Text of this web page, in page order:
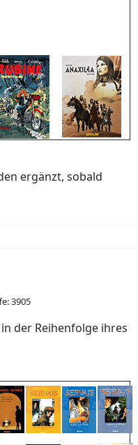
ergänzt, sobald
3905
der Reihenfolge ihres